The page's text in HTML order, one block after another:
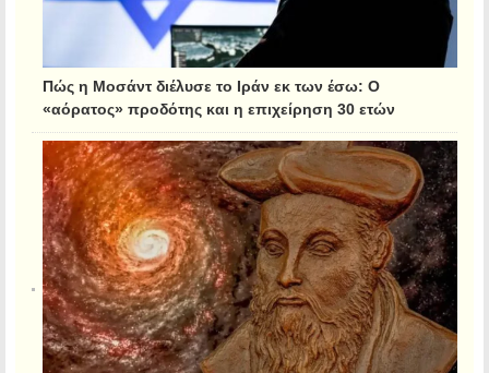
Πώς η Μοσάντ διέλυσε το Ιράν εκ των έσω: Ο
«αόρατος» προδότης και η επιχείρηση 30 ετών